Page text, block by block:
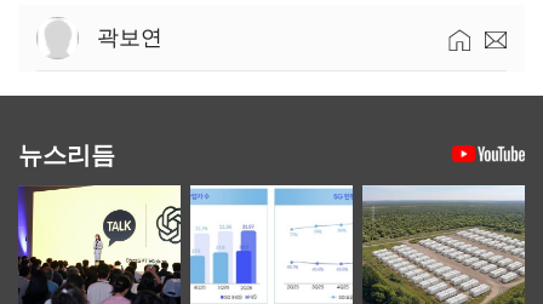
곽보연
뉴스리듬